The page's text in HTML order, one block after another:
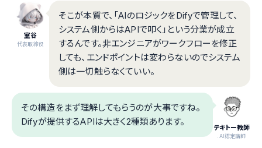
室谷
代表取締役
そこが本質で、「AIのロジックをDifyで管理して、
システム側からはAPIで叩く」という分業が成立
するんです。非エンジニアがワークフローを修正
しても、エンドポイントは変わらないのでシステム
側は一切触らなくていい。
テキトー教師
.AI認定講師
その構造をまず理解してもらうのが大事ですね。
Difyが提供するAPIは大きく2種類あります。